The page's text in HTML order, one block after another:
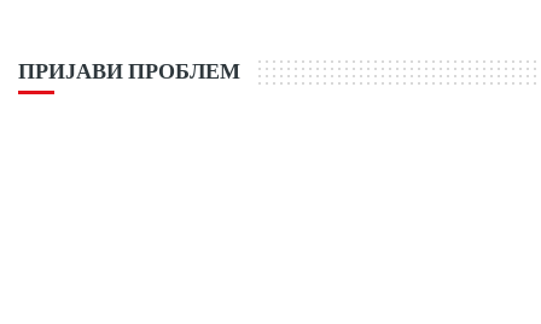
ПРИЈАВИ ПРОБЛЕМ